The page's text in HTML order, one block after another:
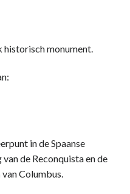
historisch monument.
in de Spaanse
de Reconquista en de
Columbus.